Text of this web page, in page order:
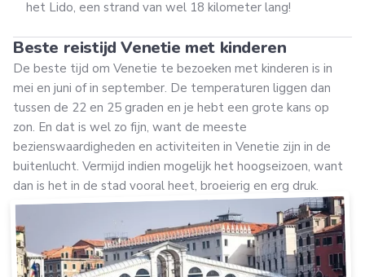
het Lido, een strand van wel 18 kilometer lang!
Beste reistijd Venetie met kinderen
De beste tijd om Venetie te bezoeken met kinderen is in
mei en juni of in september. De temperaturen liggen dan
tussen de 22 en 25 graden en je hebt een grote kans op
zon. En dat is wel zo fijn, want de meeste
bezienswaardigheden en activiteiten in Venetie zijn in de
buitenlucht. Vermijd indien mogelijk het hoogseizoen, want
dan is het in de stad vooral heet, broeierig en erg druk.